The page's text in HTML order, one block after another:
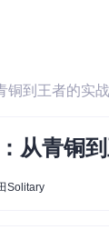
铜到王者的实
从青铜
Solitary